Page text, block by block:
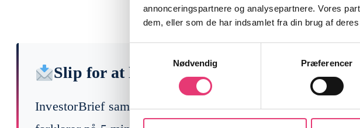
annonceringspartnere og analysepartnere. Vores
dem, eller som de har indsamlet fra din brug af
Nødvendig
Præferencer
Slip for at læse 200 finansnyheder!
InvestorBrief samler ugens vigtigste begivenheder fra